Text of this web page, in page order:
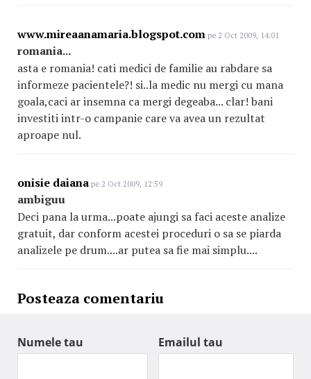
www.mireaanamaria.blogspot.com pe 2 Oct 2009, 14:01
romania...
asta e romania! cati medici de familie au rabdare sa
informeze pacientele?! si..la medic nu mergi cu mana
goala,caci ar insemna ca mergi degeaba... clar! bani
investiti intr-o campanie care va avea un rezultat
aproape nul.
onisie daiana pe 2 Oct 2009, 12:59
ambiguu
Deci pana la urma...poate ajungi sa faci aceste analize
gratuit, dar conform acestei proceduri o sa se piarda
analizele pe drum....ar putea sa fie mai simplu....
Posteaza comentariu
Numele tau Emailul tau